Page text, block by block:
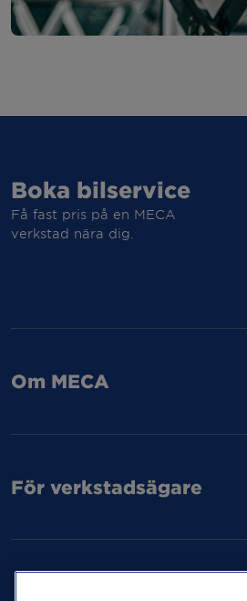
Boka bilservice
Få fast pris på en MECA
verkstad nära dig.
Om MECA
För verkstadsägare